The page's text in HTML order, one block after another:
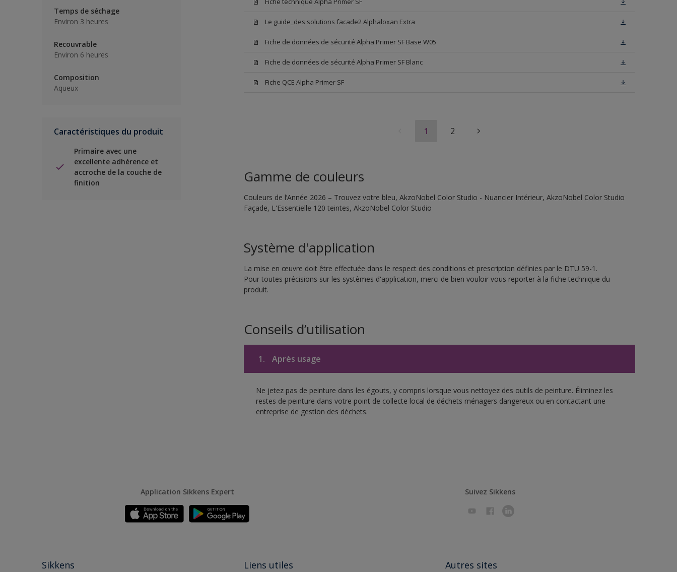
Temps de séchage
Environ 3 heures
Recouvrable
Environ 6 heures
Composition
Aqueux
Caractéristiques du produit
Primaire avec une
excellente adhérence et
accroche de la couche de
finition
Le guide_des solutions facade2 Alphaloxan Extra
Fiche de données de sécurité Alpha Primer SF Base W05
Fiche de données de sécurité Alpha Primer SF Blanc
Fiche QCE Alpha Primer SF
1 2
Gamme de couleurs
Couleurs de l’Année 2026 – Trouvez votre bleu, AkzoNobel Color Studio - Nuancier Intérieur, AkzoNobel Color Studio
Façade, L'Essentielle 120 teintes, AkzoNobel Color Studio
Système d'application
La mise en œuvre doit être effectuée dans le respect des conditions et prescription définies par le DTU 59-1.
Pour toutes précisions sur les systèmes d'application, merci de bien vouloir vous reporter à la fiche technique du
produit.
Conseils d’utilisation
1. Après usage
Ne jetez pas de peinture dans les égouts, y compris lorsque vous nettoyez des outils de peinture. Éliminez les
restes de peinture dans votre point de collecte local de déchets ménagers dangereux ou en contactant une
entreprise de gestion des déchets.
Application Sikkens Expert Suivez Sikkens
Sikkens Liens utiles Autres sites